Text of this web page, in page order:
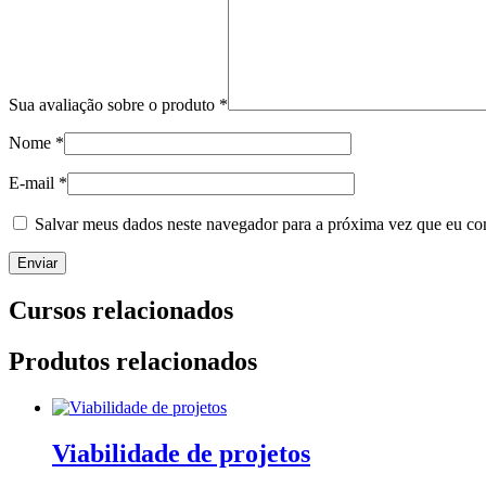
Sua avaliação sobre o produto *
Nome *
E-mail *
Salvar meus dados neste navegador para a próxima vez que eu
Cursos relacionados
Produtos relacionados
Viabilidade de projetos